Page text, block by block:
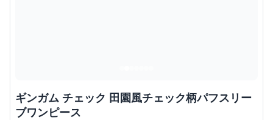
ギンガム チェック 田園風チェック柄パフスリー
ブワンピース